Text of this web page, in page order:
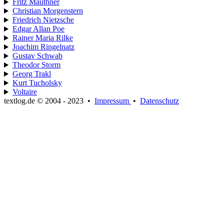
Fritz Mauthner
Christian Morgenstern
Friedrich Nietzsche
Edgar Allan Poe
Rainer Maria Rilke
Joachim Ringelnatz
Gustav Schwab
Theodor Storm
Georg Trakl
Kurt Tucholsky
Voltaire
textlog.de © 2004 - 2023 • Impressum • Datenschutz